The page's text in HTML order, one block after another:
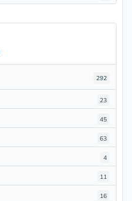
292
23
45
63
4
11
16